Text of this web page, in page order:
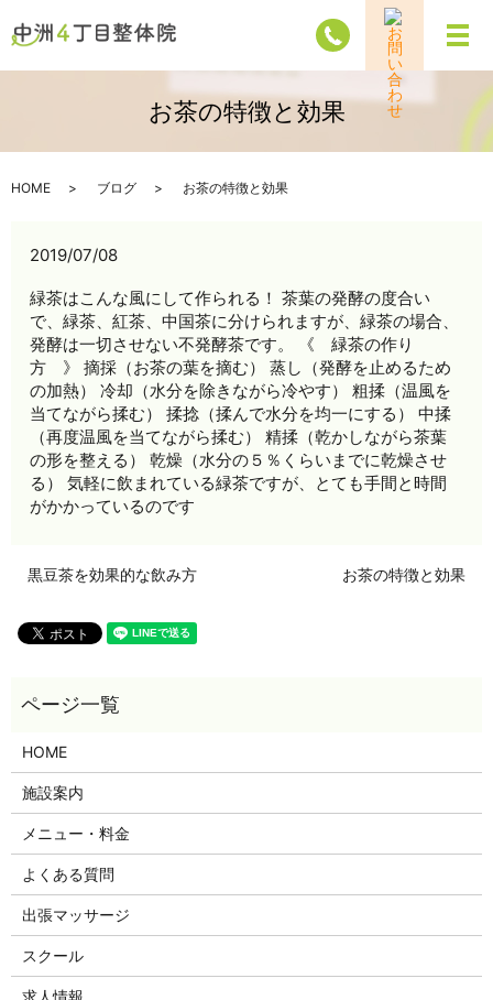
メ
お茶の特徴と効果
HOME ブログ お茶の特徴と効果
2019/07/08
緑茶はこんな風にして作られる！ 茶葉の発酵の度合い
で、緑茶、紅茶、中国茶に分けられますが、緑茶の場合、
発酵は一切させない不発酵茶です。 《 緑茶の作り
方 》 摘採（お茶の葉を摘む） 蒸し（発酵を止めるため
の加熱） 冷却（水分を除きながら冷やす） 粗揉（温風を
当てながら揉む） 揉捻（揉んで水分を均一にする） 中揉
（再度温風を当てながら揉む） 精揉（乾かしながら茶葉
の形を整える） 乾燥（水分の５％くらいまでに乾燥させ
る） 気軽に飲まれている緑茶ですが、とても手間と時間
がかかっているのです
黒豆茶を効果的な飲み方 お茶の特徴と効果
HOME
施設案内
メニュー・料金
よくある質問
出張マッサージ
スクール